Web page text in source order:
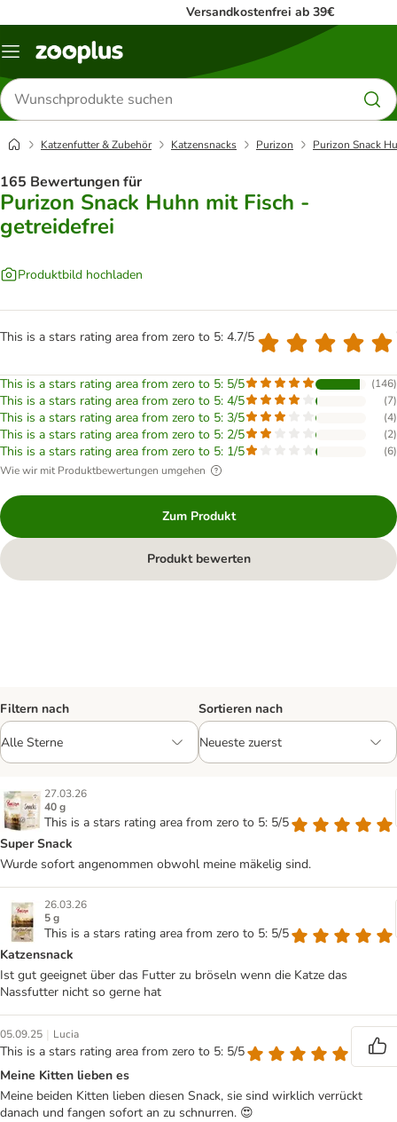
Versandkostenfrei ab 39€
Menü
Produkte
suchen
Katzenfutter & Zubehör Katzensnacks Purizon Purizon Snack
165 Bewertungen für
Purizon Snack Huhn mit Fisch -
getreidefrei
Produktbild hochladen
This is a stars rating area from zero to 5: 4.7/5
This is a stars rating area from zero to 5: 5/5 (146)
This is a stars rating area from zero to 5: 4/5 (7)
This is a stars rating area from zero to 5: 3/5 (4)
This is a stars rating area from zero to 5: 2/5 (2)
This is a stars rating area from zero to 5: 1/5 (6)
Wie wir mit Produktbewertungen umgehen
Zum Produkt
Produkt bewerten
Filtern nach Sortieren nach
27.03.26
40 g
This is a stars rating area from zero to 5: 5/5
Super Snack
Wurde sofort angenommen obwohl meine mäkelig sind.
26.03.26
5 g
This is a stars rating area from zero to 5: 5/5
Katzensnack
Ist gut geeignet über das Futter zu bröseln wenn die Katze das
Nassfutter nicht so gerne hat
05.09.25 | Lucia
This is a stars rating area from zero to 5: 5/5
Meine Kitten lieben es
Meine beiden Kitten lieben diesen Snack, sie sind wirklich verrückt
danach und fangen sofort an zu schnurren. 😍